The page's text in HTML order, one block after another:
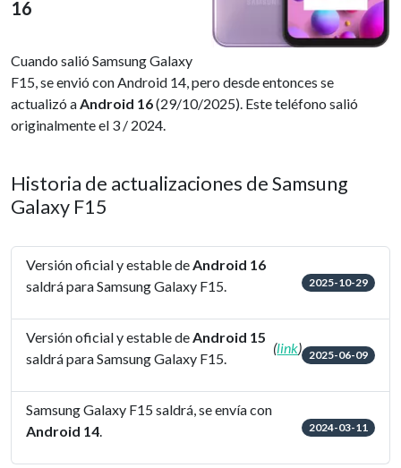
16
Cuando salió Samsung Galaxy
F15, se envió con Android 14, pero desde entonces se
actualizó aAndroid 16(29/10/2025). Este teléfono salió
originalmente el 3 / 2024.
Historia de actualizaciones de Samsung
Galaxy F15
Versión oficial y estable deAndroid 16
saldrá para Samsung Galaxy F15.
2025-10-29
Versión oficial y estable deAndroid 15
saldrá para Samsung Galaxy F15.
(link) 2025-06-09
Samsung Galaxy F15 saldrá, se envía con
Android 14. 2024-03-11